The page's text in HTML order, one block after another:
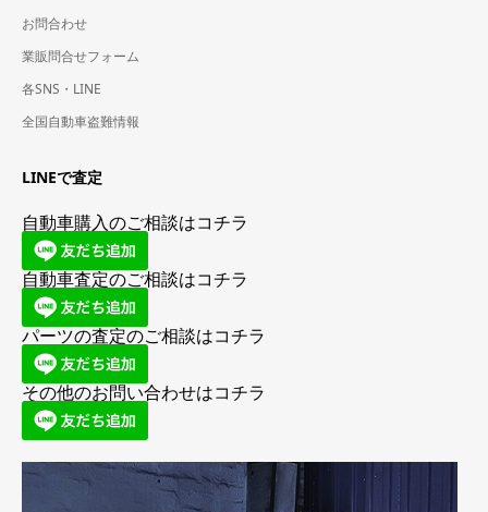
お問合わせ
業販問合せフォーム
各SNS・LINE
全国自動車盗難情報
LINEで査定
自動車購入のご相談はコチラ
自動車査定のご相談はコチラ
パーツの査定のご相談はコチラ
その他のお問い合わせはコチラ